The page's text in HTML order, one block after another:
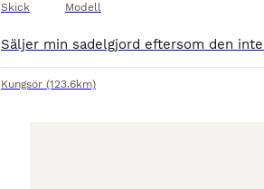
Skick Modell
Kungsör (123.6km)